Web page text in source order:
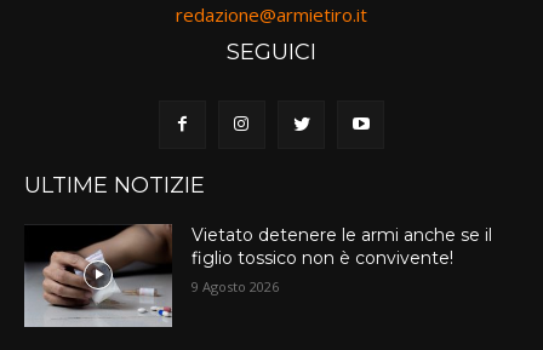
redazione@armietiro.it
SEGUICI
ULTIME NOTIZIE
Vietato detenere le armi anche se il
figlio tossico non è convivente!
9 Agosto 2026